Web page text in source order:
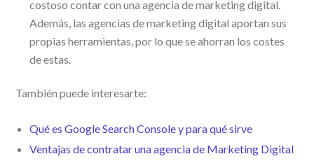
costoso contar con una agencia de marketing digital.
Además, las agencias de marketing digital aportan sus
propias herramientas, por lo que se ahorran los costes
de estas.
También puede interesarte:
Qué es Google Search Console y para qué sirve
Ventajas de contratar una agencia de Marketing Digital